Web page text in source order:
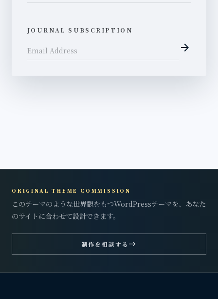
JOURNAL SUBSCRIPTION
arrow_forward
ORIGINAL THEME COMMISSION
このテーマのような世界観をもつWordPressテーマを、あなた
のサイトに合わせて設計できます。
制作を相談する east